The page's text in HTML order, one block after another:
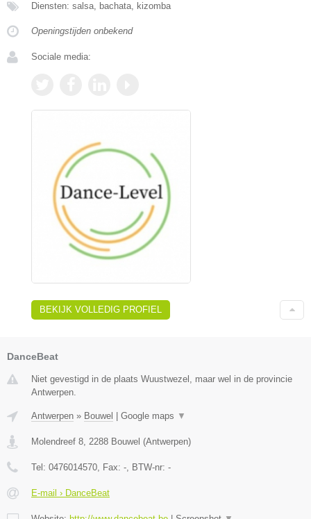
Diensten: salsa, bachata, kizomba
Openingstijden onbekend
Sociale media:
BEKIJK VOLLEDIG PROFIEL
DanceBeat
Niet gevestigd in de plaats Wuustwezel, maar wel in de provincie
Antwerpen.
Antwerpen » Bouwel Google maps ▼
Molendreef 8 2288 Bouwel (Antwerpen)
Tel: 0476014570 , Fax: - , BTW-nr: -
E-mail › DanceBeat